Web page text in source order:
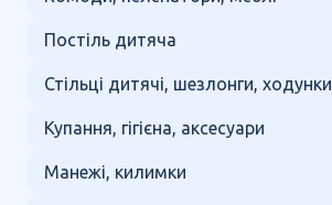
Постіль дитяча
Стільці дитячі, шезлонги, ходунки
Купання, гігієна, аксесуари
Манежі, килимки